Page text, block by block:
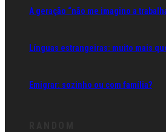
A geração “não me imagino a
Línguas estrangeiras: muito mais
Emigrar: sozinho ou com família?